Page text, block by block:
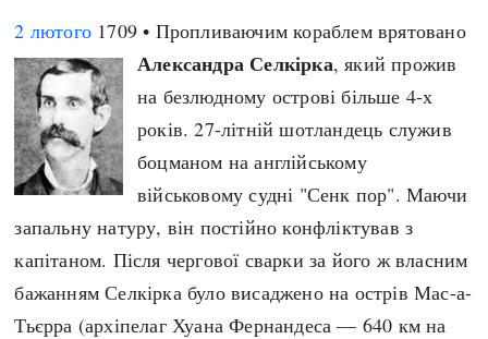
2 лютого 1709 • Пропливаючим кораблем врятовано
Александра Селкірка, який прожив
на безлюдному острові більше 4-х
років. 27-літній шотландець служив
боцманом на англійському
військовому судні "Сенк пор". Маючи
запальну натуру, він постійно конфліктував з
капітаном. Після чергової сварки за його ж власним
бажанням Селкірка було висаджено на острів Мас-а-
Тьєрра (архіпелаг Хуана Фернандеса — 640 км на